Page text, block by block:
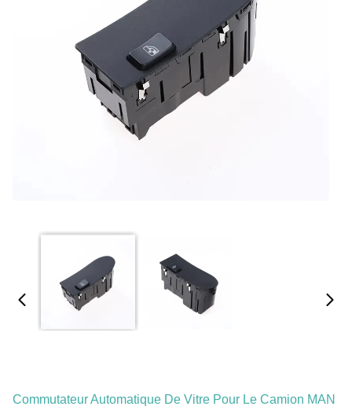
Commutateur Automatique De Vitre Pour Le Camion MAN